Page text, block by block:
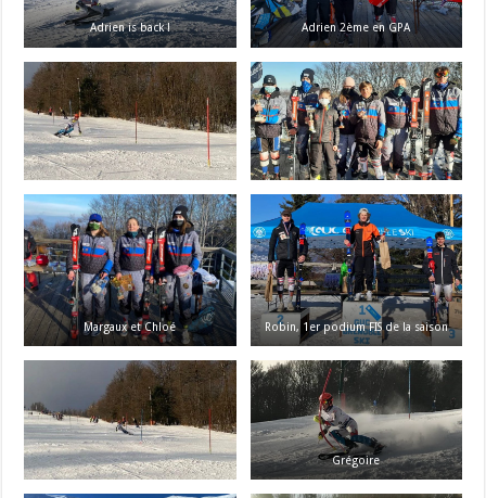
Adrien is back ! Adrien 2ème en GPA
Margaux et Chloé Robin, 1er podium FIS de la saison
Grégoire